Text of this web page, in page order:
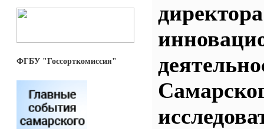
ФГБУ "Госсорткомиссия"